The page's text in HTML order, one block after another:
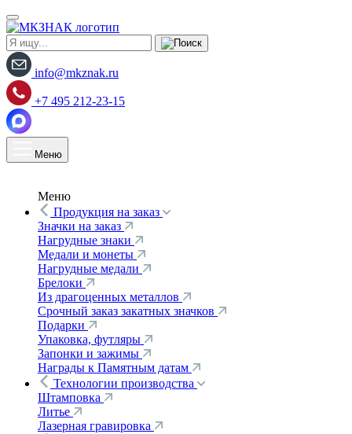
info@mkznak.ru
+7 495 212-23-15
Меню
Меню
Продукция на заказ
Значки на заказ
Нагрудные знаки
Медали и монеты
Нагрудные медали
Брелоки
Из драгоценных металлов
Срочный заказ закатных значков
Подарки
Упаковка, футляры
Запонки и зажимы
Награды к Памятным датам
Технологии производства
Штамповка
Литье
Лазерная гравировка